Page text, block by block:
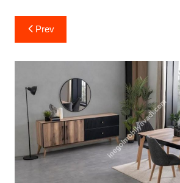
Yazı
gezinmesi
Prev